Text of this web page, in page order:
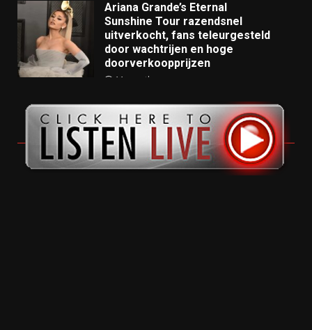
Ariana Grande’s Eternal
Sunshine Tour razendsnel
uitverkocht, fans teleurgesteld
door wachtrijen en hoge
doorverkoopprijzen
11 months ago